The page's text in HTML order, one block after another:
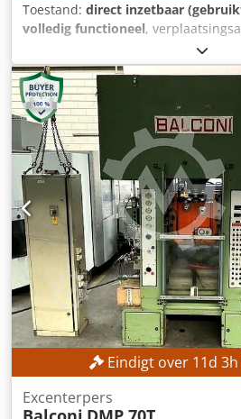
Toestand: direct inzetbaar
volledig functioneel,
,
1.100 mm, spindeldiameter:100
TECHNISCHE SPECIFICATIES
mm Verplaatsingsbereik Y-as: 1.400
Verplaatsingsbereik Z-as: 1.000
mm Taflengte: 2.200 mm
MACHINEKENMERKEN
Dcsdpfjzrmncex Adrok Aantal
Eindigt over 11d 3h
Excenterpers